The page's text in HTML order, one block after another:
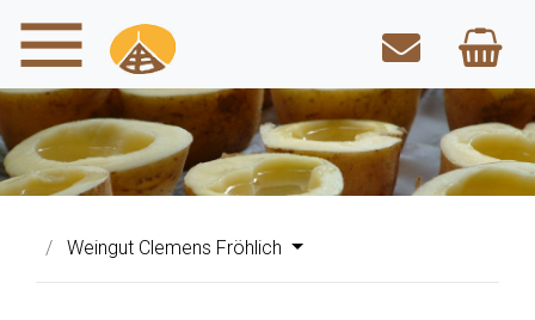
Weingut Clemens Fröhlich